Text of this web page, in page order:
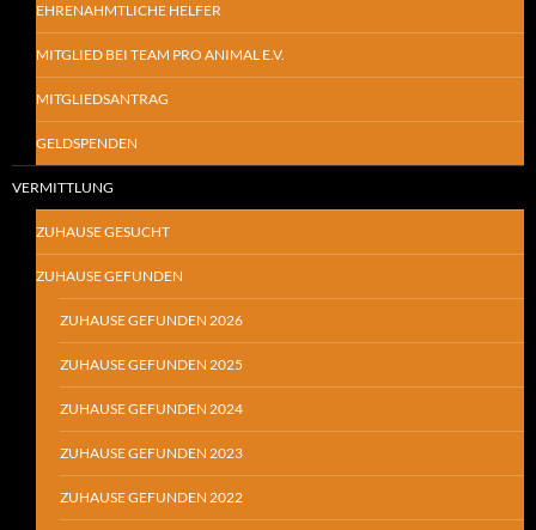
EHRENAHMTLICHE HELFER
MITGLIED BEI TEAM PRO ANIMAL E.V.
MITGLIEDSANTRAG
GELDSPENDEN
VERMITTLUNG
ZUHAUSE GESUCHT
ZUHAUSE GEFUNDEN
ZUHAUSE GEFUNDEN 2026
ZUHAUSE GEFUNDEN 2025
ZUHAUSE GEFUNDEN 2024
ZUHAUSE GEFUNDEN 2023
ZUHAUSE GEFUNDEN 2022